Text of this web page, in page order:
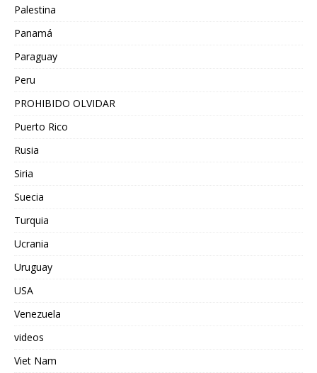
Palestina
Panamá
Paraguay
Peru
PROHIBIDO OLVIDAR
Puerto Rico
Rusia
Siria
Suecia
Turquia
Ucrania
Uruguay
USA
Venezuela
videos
Viet Nam